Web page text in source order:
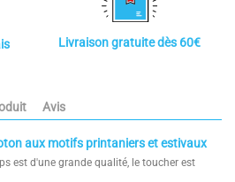
Livraison gratuite dès 60€
Avis
aux motifs printaniers et estivaux
est d'une grande qualité, le toucher est